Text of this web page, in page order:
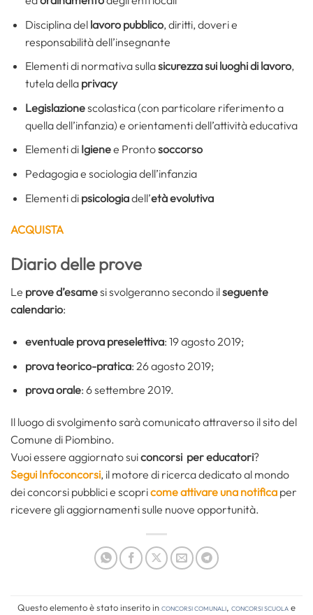
Disciplina del lavoro pubblico, diritti, doveri e
responsabilità dell’insegnante
Elementi di normativa sullasicurezza sui luoghi di lavoro,
tutela della privacy
Legislazionescolastica (con particolare riferimento a
quella dell’infanzia) e orientamenti dell’attività educativa
Elementi di Igienee Prontosoccorso
Pedagogia e sociologia dell’infanzia
Elementi di psicologiadell’età evolutiva
ACQUISTA
Diario delle prove
Le prove d’esamesi svolgeranno secondo ilseguente
calendario:
eventuale prova preselettiva: 19 agosto 2019;
prova teorico-pratica: 26 agosto 2019;
prova orale: 6 settembre 2019.
Il luogo di svolgimento sarà comunicato attraverso il sito del
Comune di Piombino.
Vuoi essere aggiornato suiconcorsi per educatori?
Segui Infoconcorsi, il motore di ricerca dedicato al mondo
dei concorsi pubblici e scopricome attivare una notifica per
ricevere gli aggiornamenti sulle nuove opportunità.
Questo elemento è stato inserito inConcorsi comunali, Concorsi Scuolae